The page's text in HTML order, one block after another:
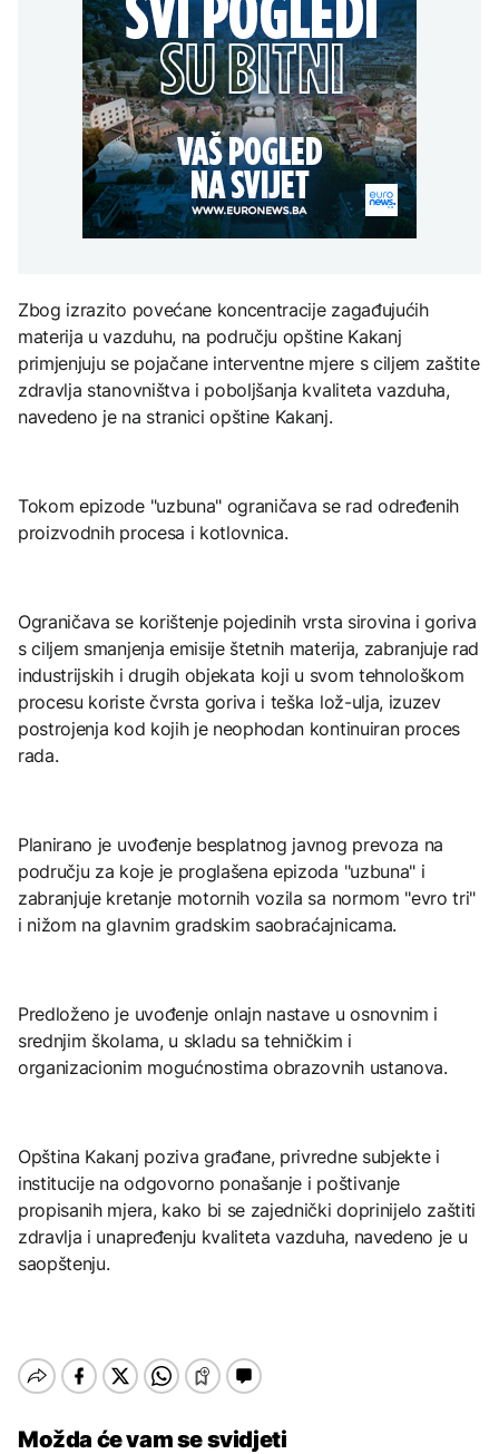
polje, čule se detonacije
– kuće odbranjene
komunalije i kredit od 18
miliona KM
AKTUELNO
Požar u dživarskom
Poljicu zahvatio minsko
polje, čule se detonacije
– kuće odbranjene
AKTUELNO
Thompson nastup
povodom godišnjice
"Oluje" započeo
pjesmom „Bojna
Čavoglave“
restorana u Moskvi
poginuo zet ruskog
generala
FOKUS
U Italiji 27 gradova pod
najvišim upozorenjem
zbog ekstremnih vrućina
na Mjesec
TEHNOLOGIJA
Britanska kraljevska
kovnica iz elektronskog
otpada izdvaja zlato
Ruska vakcina protiv
melanoma: Prvi pacijent
uskoro završava terapiju
Zbog izrazito povećane koncentracije zagađujućih
materija u vazduhu, na području opštine Kakanj
primjenjuju se pojačane interventne mjere s ciljem zaštite
zdravlja stanovništva i poboljšanja kvaliteta vazduha,
navedeno je na stranici opštine Kakanj.
Tokom epizode "uzbuna" ograničava se rad određenih
proizvodnih procesa i kotlovnica.
Ograničava se korištenje pojedinih vrsta sirovina i goriva
s ciljem smanjenja emisije štetnih materija, zabranjuje rad
industrijskih i drugih objekata koji u svom tehnološkom
procesu koriste čvrsta goriva i teška lož-ulja, izuzev
postrojenja kod kojih je neophodan kontinuiran proces
rada.
Planirano je uvođenje besplatnog javnog prevoza na
području za koje je proglašena epizoda "uzbuna" i
zabranjuje kretanje motornih vozila sa normom "evro tri"
i nižom na glavnim gradskim saobraćajnicama.
Predloženo je uvođenje onlajn nastave u osnovnim i
srednjim školama, u skladu sa tehničkim i
organizacionim mogućnostima obrazovnih ustanova.
Opština Kakanj poziva građane, privredne subjekte i
institucije na odgovorno ponašanje i poštivanje
propisanih mjera, kako bi se zajednički doprinijelo zaštiti
zdravlja i unapređenju kvaliteta vazduha, navedeno je u
saopštenju.
Možda će vam se svidjeti